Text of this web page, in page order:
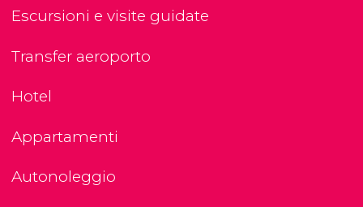
Escursioni e visite guidate
Transfer aeroporto
Hotel
Appartamenti
Autonoleggio